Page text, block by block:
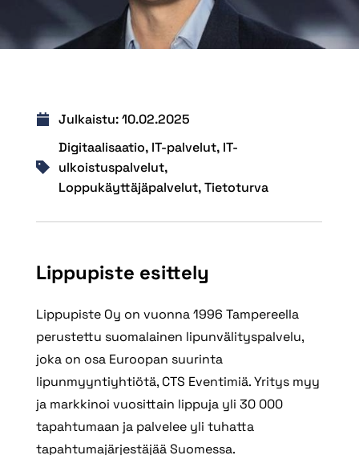
Julkaistu: 10.02.2025
Digitaalisaatio, IT-palvelut, IT-
ulkoistuspalvelut,
Loppukäyttäjäpalvelut,Tietoturva
Lippupiste esittely
Lippupiste Oy on vuonna 1996 Tampereella
perustettu suomalainen lipunvälityspalvelu,
joka on osa Euroopan suurinta
lipunmyyntiyhtiötä, CTS Eventimiä. Yritys myy
ja markkinoi vuosittain lippuja yli 30 000
tapahtumaan ja palvelee yli tuhatta
tapahtumajärjestäjää Suomessa.